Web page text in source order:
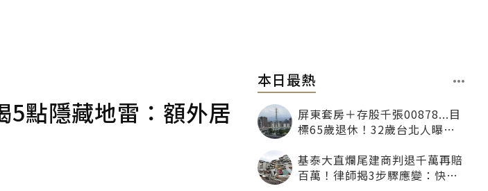
5點隱藏地雷：額外居
本日最熱
屏東套房＋存股千張00878...目
標65歲退休！32歲台北人曝：
基泰大直爛尾建商判退千萬再賠
百萬！律師揭3步驟應變：快通